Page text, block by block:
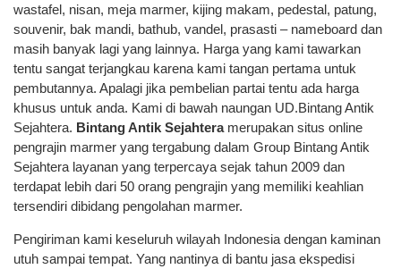
wastafel, nisan, meja marmer, kijing makam, pedestal, patung,
souvenir, bak mandi, bathub, vandel, prasasti – nameboard dan
masih banyak lagi yang lainnya. Harga yang kami tawarkan
tentu sangat terjangkau karena kami tangan pertama untuk
pembutannya. Apalagi jika pembelian partai tentu ada harga
khusus untuk anda. Kami di bawah naungan UD.Bintang Antik
Sejahtera. Bintang Antik Sejahtera merupakan situs online
pengrajin marmer yang tergabung dalam Group Bintang Antik
Sejahtera layanan yang terpercaya sejak tahun 2009 dan
terdapat lebih dari 50 orang pengrajin yang memiliki keahlian
tersendiri dibidang pengolahan marmer.
Pengiriman kami keseluruh wilayah Indonesia dengan kaminan
utuh sampai tempat. Yang nantinya di bantu jasa ekspedisi